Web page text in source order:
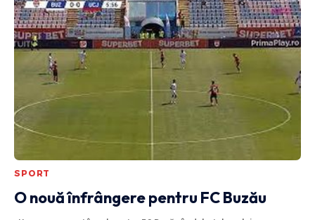
SPORT
O nouă înfrângere pentru FC Buzău